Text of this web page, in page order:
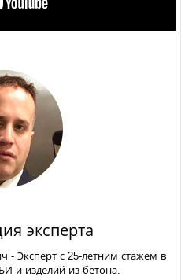
эксперта
- Эксперт с 25-летним стажем в
и изделий из бетона.